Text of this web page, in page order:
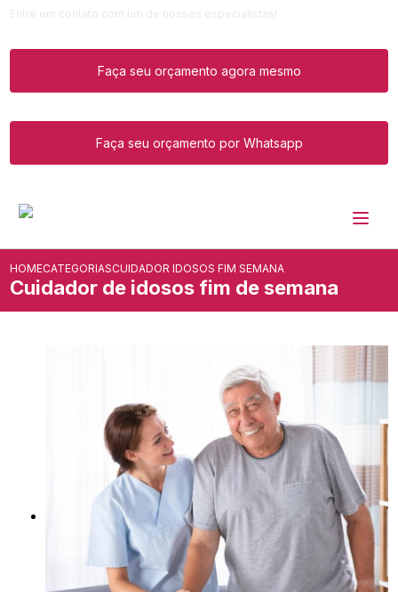
Faça seu orçamento agora mesmo
Faça seu orçamento por Whatsapp
HOMECATEGORIASCUIDADOR IDOSOS FIM SEMANA
Cuidador de idosos fim de semana